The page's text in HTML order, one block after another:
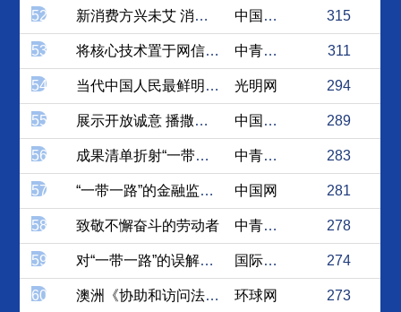
52 新消费方兴未艾 消费升级巨... 中国经济网 315
53 将核心技术置于网信事业发展... 中青在线 311
54 当代中国人民最鲜明的精神标识 光明网 294
55 展示开放诚意 播撒合作种子 中国经济网 289
56 成果清单折射“一带一路”发... 中青在线 283
57 “一带一路”的金融监管体系... 中国网 281
58 致敬不懈奋斗的劳动者 中青在线 278
59 对“一带一路”的误解和偏见... 国际在线 274
60 澳洲《协助和访问法》与监控... 环球网 273